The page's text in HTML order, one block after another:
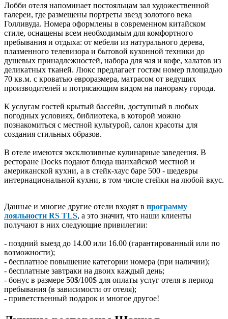
Лобби отеля напоминает постояльцам зал художественной
галереи, где размещены портреты звезд золотого века
Голливуда. Номера оформлены в современном китайском
стиле, оснащены всем необходимым для комфортного
пребывания и отдыха: от мебели из натурального дерева,
плазменного телевизора и бытовой кухонной техники до
душевых принадлежностей, набора для чая и кофе, халатов из
деликатных тканей. Люкс предлагает гостям номер площадью
70 кв.м. с кроватью евроразмера, матрасом от ведущих
производителей и потрясающим видом на панораму города.
К услугам гостей крытый бассейн, доступный в любых
погодных условиях, библиотека, в которой можно
познакомиться с местной культурой, салон красоты для
создания стильных образов.
В отеле имеются эксклюзивные кулинарные заведения. В
ресторане Docks подают блюда шанхайской местной и
американской кухни, а в стейк-хаус баре 500 - шедевры
интернациональной кухни, в том числе стейки на любой вкус.
Данные и многие другие отели входят в программу
лояльности RS TLS, а это значит, что наши клиенты
получают в них следующие привилегии:
- поздний выезд до 14.00 или 16.00 (гарантированный или по
возможности);
- бесплатное повышение категории номера (при наличии);
- бесплатные завтраки на двоих каждый день;
- бонус в размере 50$/100$ для оплаты услуг отеля в период
пребывания (в зависимости от отеля);
- приветственный подарок и многое другое!